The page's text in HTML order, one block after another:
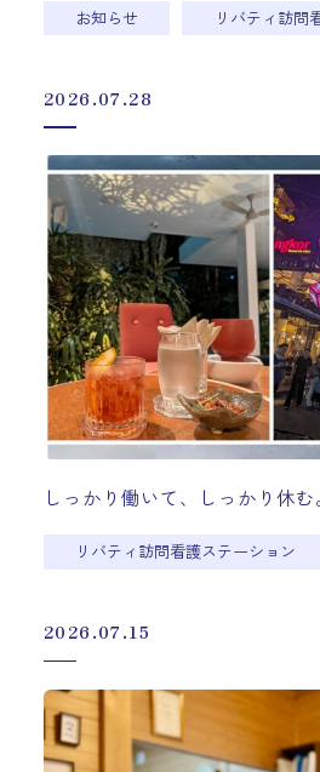
お知らせ リバティ訪問
2026.07.28
しっかり働いて、しっかり休む。
リバティ訪問看護ステーション
2026.07.15